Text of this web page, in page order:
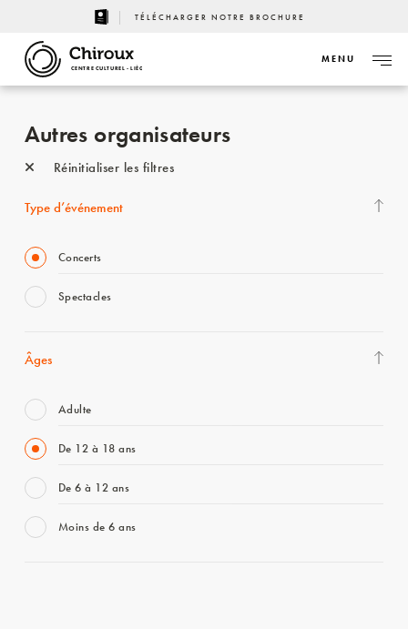
TÉLÉCHARGER NOTRE BROCHURE
CENTRE CULTUREL - LIÈGE
MENU
Autres organisateurs
Réinitialiser les filtres
Type d’événement
Concerts
Spectacles
Âges
Adulte
De 12 à 18 ans
De 6 à 12 ans
Moins de 6 ans